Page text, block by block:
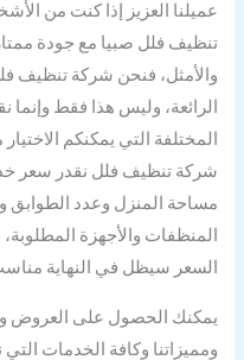
عميلنا العزيز إذا كنت من
تنظيف فلل صبيا مع جودة
والأمثل، فنحن شركة تنظيف
الرائعة، وليس هذا فقط
المختلفة التي يمكنكم
شركة تنظيف فلل نقدر سعر
مساحة المنزل وعدد الطوابق
المنظفات والأجهزة
السعر سيظل في النهاية
يمكنك الحصول على العروض
ومميزاتنا وكافة الخدمات